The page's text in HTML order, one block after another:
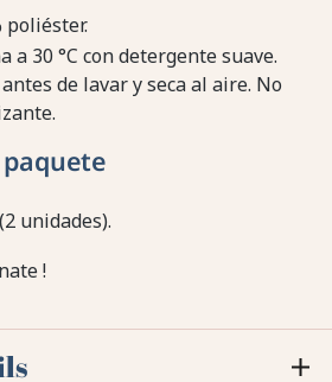
poliéster.
a 30 °C con detergente suave.
de lavar y seca al aire. No
unidades).
!